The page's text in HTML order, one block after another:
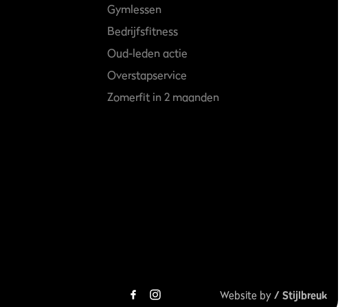
Gymlessen
Bedrijfsfitness
Oud-leden actie
Overstapservice
Zomerfit in 2 maanden
Website by/ Stijlbreuk